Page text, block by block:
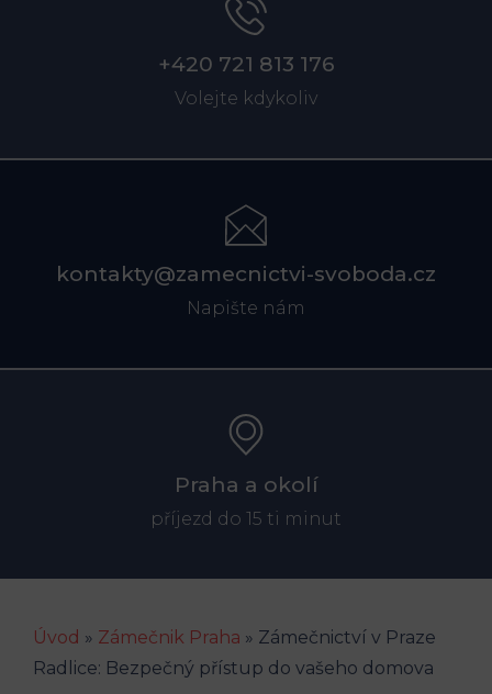
+420 721 813 176
Volejte kdykoliv
kontakty@zamecnictvi-svoboda.cz
Napište nám
Praha a okolí
příjezd do 15 ti minut
Úvod » Zámečnik Praha » Zámečnictví v Praze
Radlice: Bezpečný přístup do vašeho domova